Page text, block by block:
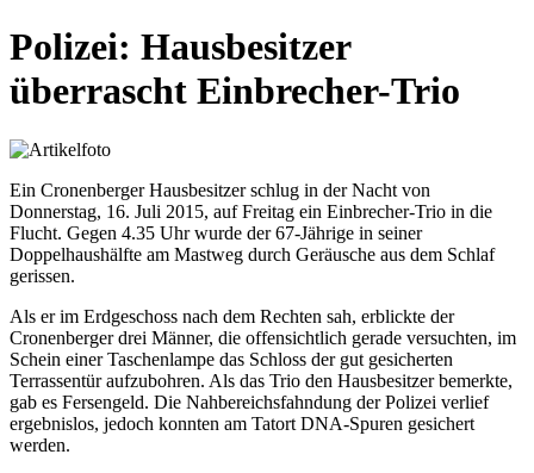
Polizei: Hausbesitzer
überrascht Einbrecher-Trio
Ein Cronenberger Hausbesitzer schlug in der Nacht von
Donnerstag, 16. Juli 2015, auf Freitag ein Einbrecher-Trio in die
Flucht. Gegen 4.35 Uhr wurde der 67-Jährige in seiner
Doppelhaushälfte am Mastweg durch Geräusche aus dem Schlaf
gerissen.
Als er im Erdgeschoss nach dem Rechten sah, erblickte der
Cronenberger drei Männer, die offensichtlich gerade versuchten, im
Schein einer Taschenlampe das Schloss der gut gesicherten
Terrassentür aufzubohren. Als das Trio den Hausbesitzer bemerkte,
gab es Fersengeld. Die Nahbereichsfahndung der Polizei verlief
ergebnislos, jedoch konnten am Tatort DNA-Spuren gesichert
werden.